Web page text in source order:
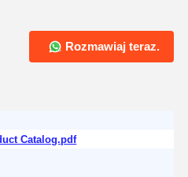
Rozmawiaj teraz.
Catalog.pdf